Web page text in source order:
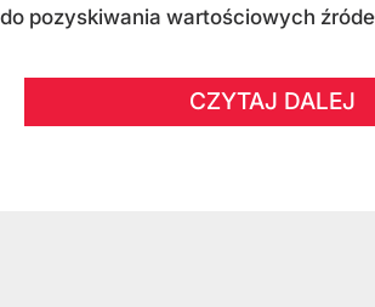
do pozyskiwania wartościowych
CZYTAJ DALEJ